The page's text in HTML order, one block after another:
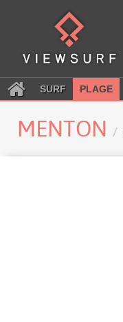
SURF PLAGE
MENTON